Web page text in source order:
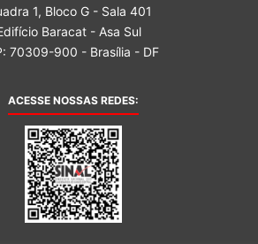
1, Bloco G - Sala 401
Baracat - Asa Sul
70309-900 - Brasília - DF
ACESSE NOSSAS REDES: